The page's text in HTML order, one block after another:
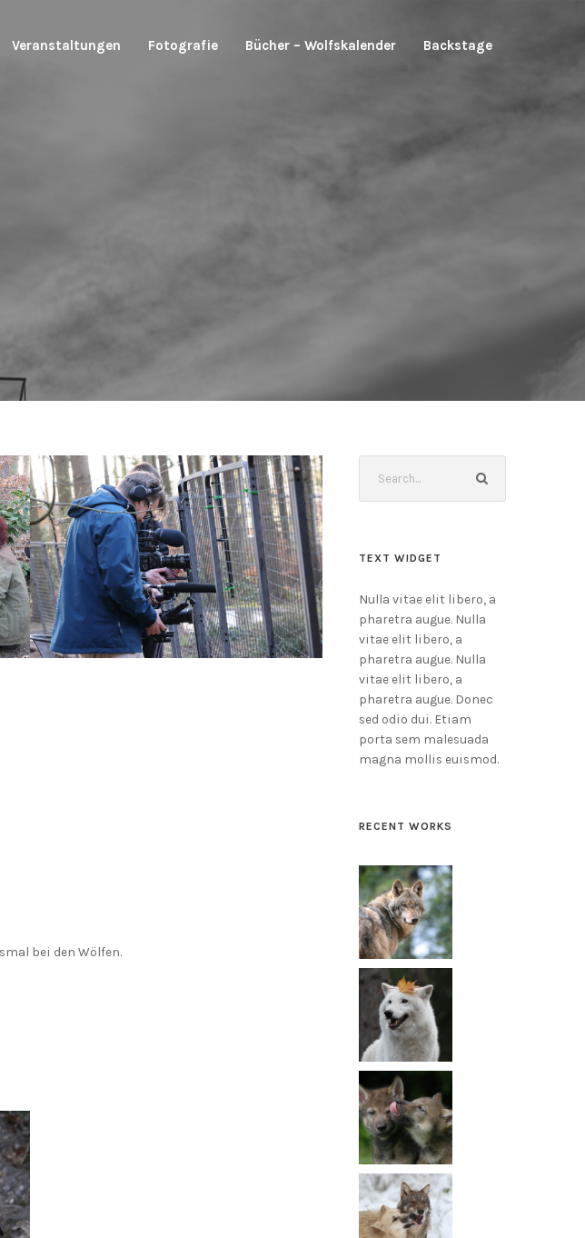
Veranstaltungen Fotografie Bücher – Wolfskalender Backstage
bei den Wölfen.
TEXT WIDGET
Nulla vitae elit libero, a
pharetra augue. Nulla
vitae elit libero, a
pharetra augue. Nulla
vitae elit libero, a
pharetra augue. Donec
sed odio dui. Etiam
porta sem malesuada
magna mollis euismod.
RECENT WORKS